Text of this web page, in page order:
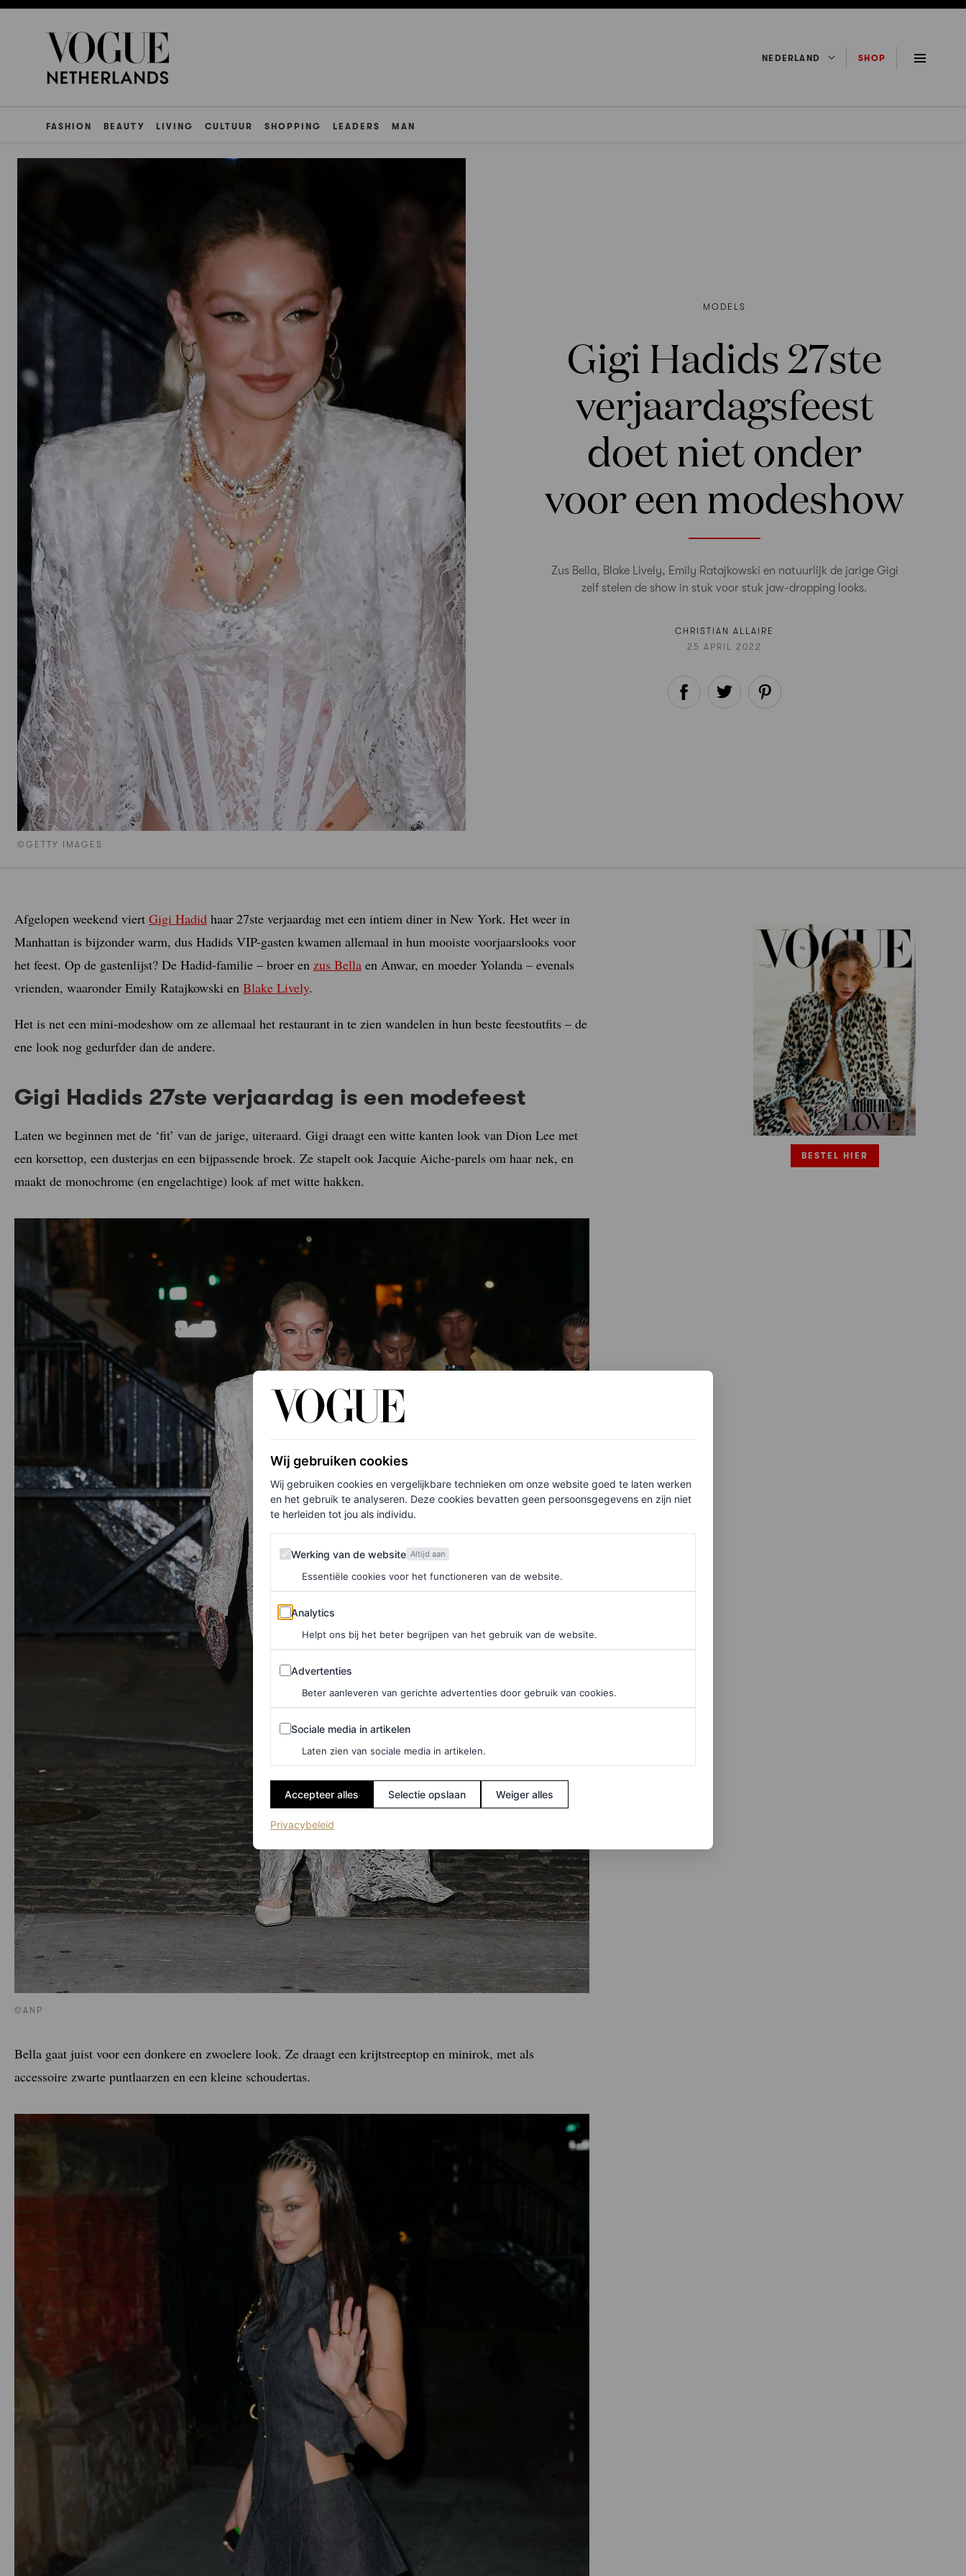
NEDERLAND SHOP
FASHION BEAUTY LIVING CULTUUR SHOPPING LEADERS MAN
©GETTY IMAGES
MODELS
Gigi Hadids 27ste
verjaardagsfeest
doet niet onder
voor een modeshow
Zus Bella, Blake Lively, Emily Ratajkowski en natuurlijk de jarige Gigi
zelf stelen de show in stuk voor stuk jaw-dropping looks.
CHRISTIAN ALLAIRE
25 APRIL 2022
Afgelopen weekend viert Gigi Hadid haar 27ste verjaardag met een intiem diner in New York. Het weer in
Manhattan is bijzonder warm, dus Hadids VIP-gasten kwamen allemaal in hun mooiste voorjaarslooks voor
het feest. Op de gastenlijst? De Hadid-familie – broer en zus Bella en Anwar, en moeder Yolanda – evenals
vrienden, waaronder Emily Ratajkowski en Blake Lively.
Het is net een mini-modeshow om ze allemaal het restaurant in te zien wandelen in hun beste feestoutfits – de
ene look nog gedurfder dan de andere.
Gigi Hadids 27ste verjaardag is een modefeest
Laten we beginnen met de ‘fit’ van de jarige, uiteraard. Gigi draagt een witte kanten look van Dion Lee met
een korsettop, een dusterjas en een bijpassende broek. Ze stapelt ook Jacquie Aiche-parels om haar nek, en
maakt de monochrome (en engelachtige) look af met witte hakken.
©ANP
Bella gaat juist voor een donkere en zwoelere look. Ze draagt een krijtstreeptop en minirok, met als
accessoire zwarte puntlaarzen en een kleine schoudertas.
BESTEL HIER
Wij gebruiken cookies
Wij gebruiken cookies en vergelijkbare technieken om onze website goed te laten werken
en het gebruik te analyseren. Deze cookies bevatten geen persoonsgegevens en zijn niet
te herleiden tot jou als individu.
Werking van de website
Werking van de website Altijd aan
Essentiële cookies voor het functioneren van de website.
Analytics
Analytics
Helpt ons bij het beter begrijpen van het gebruik van de website.
Advertenties
Advertenties
Beter aanleveren van gerichte advertenties door gebruik van cookies.
Sociale media in artikelen
Sociale media in artikelen
Laten zien van sociale media in artikelen.
Accepteer alles Selectie opslaan Weiger alles
Privacybeleid